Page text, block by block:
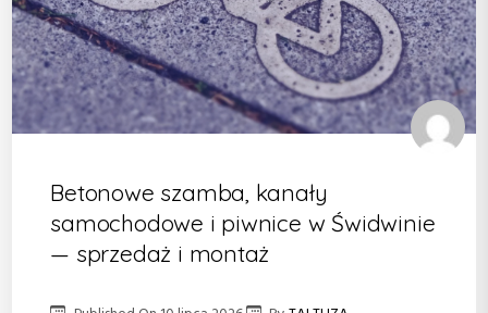
Betonowe szamba, kanały
samochodowe i piwnice w Świdwinie
— sprzedaż i montaż